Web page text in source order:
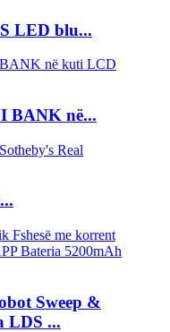
LED blu...
BANK në...
Sweep &
LDS ...